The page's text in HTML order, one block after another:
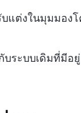
แต่งในมุมมองโ
บระบบเดิมที่มีอ